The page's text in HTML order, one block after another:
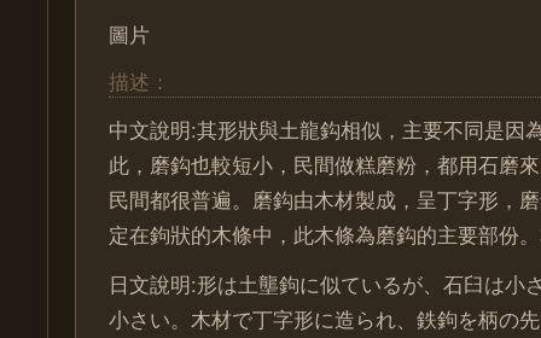
圖片
描述：
中文說明:其形狀與土龍鈎相似，主要不同是因
此，磨鈎也較短小，民間做糕磨粉，都用石磨
民間都很普遍。磨鈎由木材製成，呈丁字形，
定在鉤狀的木條中，此木條為磨鈎的主要部份
日文說明:形は土壟鉤に似ているが、石臼は小
小さい。木材で丁字形に造られ、鉄鉤を柄の